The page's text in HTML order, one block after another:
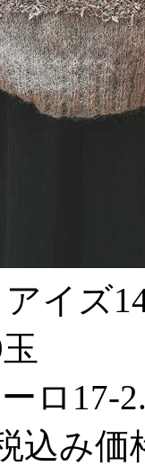
イズ
ロ17-
込み価